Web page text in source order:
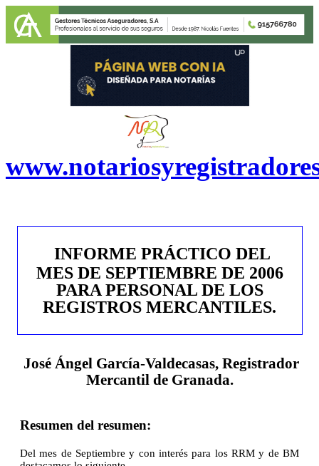
INFORME PRÁCTICO DEL
MES DE SEPTIEMBRE DE 2006
PARA PERSONAL DE LOS
REGISTROS MERCANTILES.
José Ángel García-Valdecasas, Registrador
Mercantil de Granada.
Resumen del resumen:
Del mes de Septiembre y con interés para los RRM y de BM